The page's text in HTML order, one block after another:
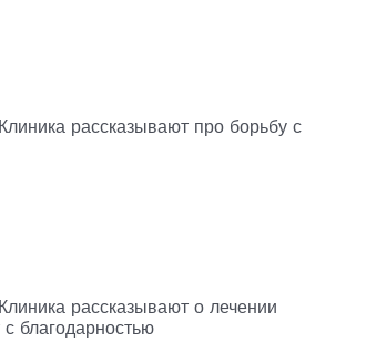
рассказывают про борьбу с
рассказывают о лечении
благодарностью